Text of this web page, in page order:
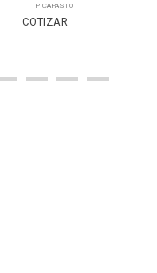
PICAPASTO
COTIZAR